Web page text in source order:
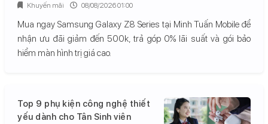
Mua ngay Samsung Galaxy Z8 Series tại Minh Tuấn Mobile để
nhận ưu đãi giảm đến 500k, trả góp 0% lãi suất và gói bảo
hiểm màn hình trị giá cao.
Khuyến mãi 08/08/2026 01:00
Top 9 phụ kiện công nghệ thiết
yếu dành cho Tân Sinh viên